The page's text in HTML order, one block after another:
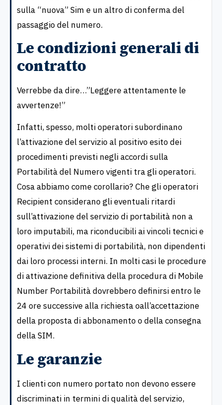
sulla “nuova” Sim e un altro di conferma del
passaggio del numero.
Le condizioni generali di
contratto
Verrebbe da dire…”Leggere attentamente le
avvertenze!”
Infatti, spesso, molti operatori subordinano
l’attivazione del servizio al positivo esito dei
procedimenti previsti negli accordi sulla
Portabilità del Numero vigenti tra gli operatori.
Cosa abbiamo come corollario? Che gli operatori
Recipient considerano gli eventuali ritardi
sull’attivazione del servizio di portabilità non a
loro imputabili, ma riconducibili ai vincoli tecnici e
operativi dei sistemi di portabilità, non dipendenti
dai loro processi interni. In molti casi le procedure
di attivazione definitiva della procedura di Mobile
Number Portabilità dovrebbero definirsi entro le
24 ore successive alla richiesta oall’accettazione
della proposta di abbonamento o della consegna
della SIM.
Le garanzie
I clienti con numero portato non devono essere
discriminati in termini di qualità del servizio,